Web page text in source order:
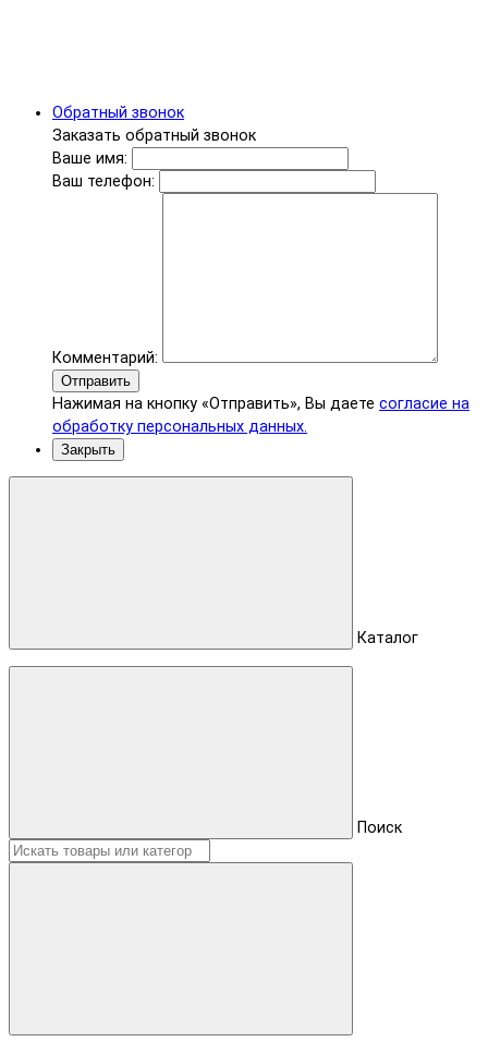
Обратный звонок
Заказать обратный звонок
Ваше имя:
Ваш телефон:
Комментарий:
Отправить
Нажимая на кнопку «Отправить», Вы даете согласие на
обработку персональных данных.
Закрыть
Каталог
Поиск